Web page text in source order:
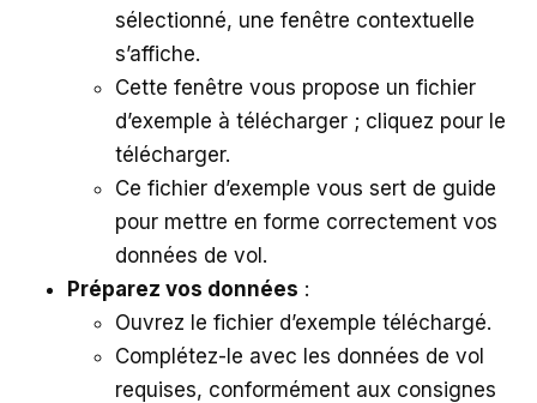
sélectionné, une fenêtre contextuelle
s’affiche.
Cette fenêtre vous propose un fichier
d’exemple à télécharger ; cliquez pour le
télécharger.
Ce fichier d’exemple vous sert de guide
pour mettre en forme correctement vos
données de vol.
Préparez vos données :
Ouvrez le fichier d’exemple téléchargé.
Complétez-le avec les données de vol
requises, conformément aux consignes